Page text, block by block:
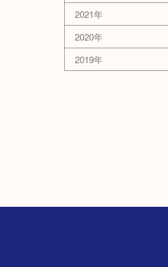
2021年
2020年
2019年